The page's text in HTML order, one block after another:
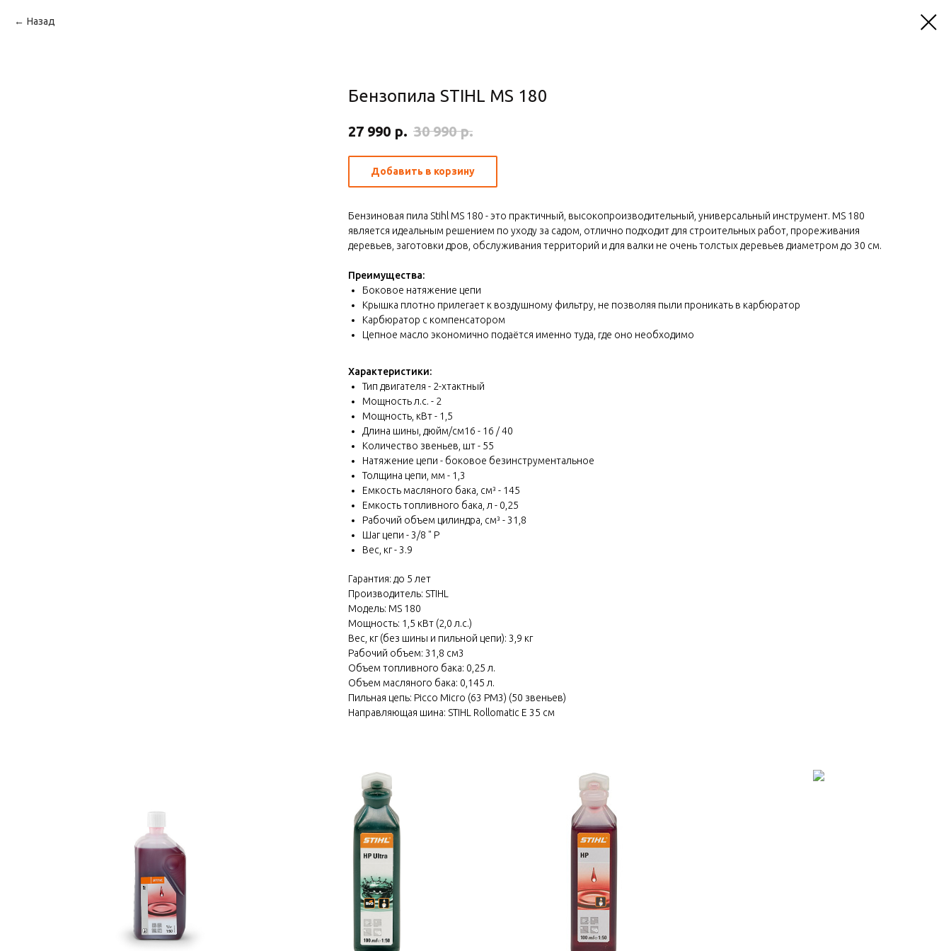
Назад
Бензопила STIHL MS 180
27 990 р. 30 990 р.
Добавить в корзину
Бензиновая пила Stihl MS 180 - это практичный, высокопроизводительный, универсальный инструмент. MS 180
является идеальным решением по уходу за садом, отлично подходит для строительных работ, прореживания
деревьев, заготовки дров, обслуживания территорий и для валки не очень толстых деревьев диаметром до 30 см.
Преимущества:
Боковое натяжение цепи
Крышка плотно прилегает к воздушному фильтру, не позволяя пыли проникать в карбюратор
Карбюратор с компенсатором
Цепное масло экономично подаётся именно туда, где оно необходимо
Характеристики:
Тип двигателя - 2-хтактный
Мощность л.с. - 2
Мощность, кВт - 1,5
Длина шины, дюйм/см16 - 16 / 40
Количество звеньев, шт - 55
Натяжение цепи - боковое безинструментальное
Толщина цепи, мм - 1,3
Емкость масляного бака, см³ - 145
Емкость топливного бака, л - 0,25
Рабочий объем цилиндра, см³ - 31,8
Шаг цепи - 3/8 " P
Вес, кг - 3.9
Гарантия: до 5 лет
Производитель: STIHL
Модель: MS 180
Мощность: 1,5 кВт (2,0 л.с.)
Вес, кг (без шины и пильной цепи): 3,9 кг
Рабочий объем: 31,8 см3
Объем топливного бака: 0,25 л.
Объем масляного бака: 0,145 л.
Пильная цепь: Picco Micro (63 PM3) (50 звеньев)
Направляющая шина: STIHL Rollomatic E 35 см